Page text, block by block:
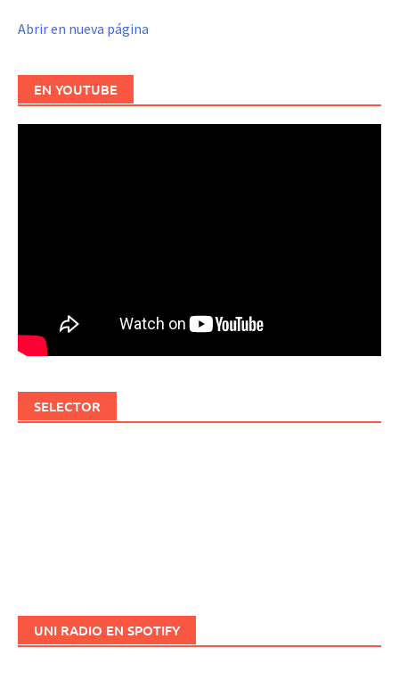
Abrir en nueva página
EN YOUTUBE
SELECTOR
UNI RADIO EN SPOTIFY